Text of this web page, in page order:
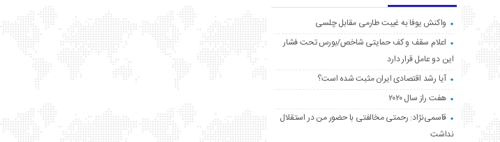
واکنش یوفا به غیبت طارمی مقابل چلسی
اعلام سقف و کف حمایتی شاخص/بورس تحت فشار
این دو عامل قرار دارد
آیا رشد اقتصادی ایران مثبت شده است؟
هفت راز سال ۲۰۲۰
قاسمی‌نژاد: رحمتی مخالفتی با حضور من در استقلال
نداشت